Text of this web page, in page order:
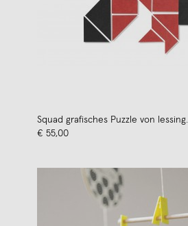
Squad grafisches Puzzle von lessing.
€ 55,00